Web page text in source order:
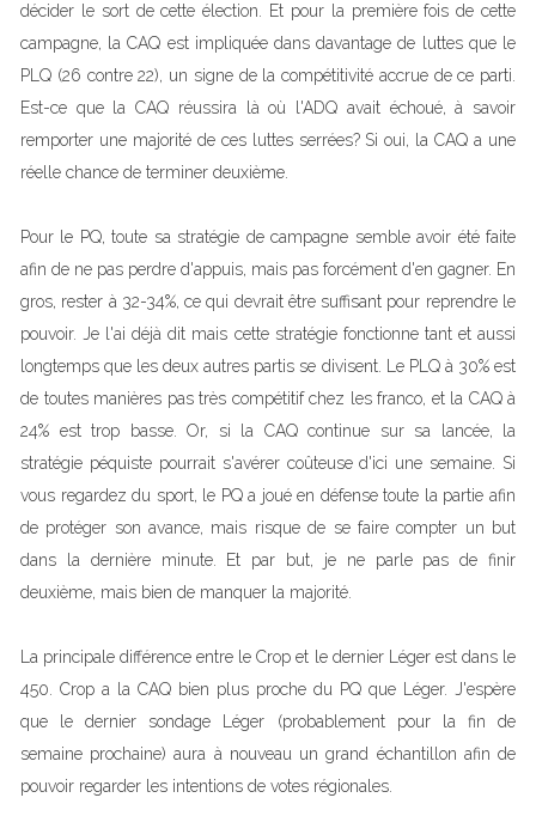
décider le sort de cette élection. Et pour la première fois de cette
campagne, la CAQ est impliquée dans davantage de luttes que le
PLQ (26 contre 22), un signe de la compétitivité accrue de ce parti.
Est-ce que la CAQ réussira là où l'ADQ avait échoué, à savoir
remporter une majorité de ces luttes serrées? Si oui, la CAQ a une
réelle chance de terminer deuxième.
Pour le PQ, toute sa stratégie de campagne semble avoir été faite
afin de ne pas perdre d'appuis, mais pas forcément d'en gagner. En
gros, rester à 32-34%, ce qui devrait être suffisant pour reprendre le
pouvoir. Je l'ai déjà dit mais cette stratégie fonctionne tant et aussi
longtemps que les deux autres partis se divisent. Le PLQ à 30% est
de toutes manières pas très compétitif chez les franco, et la CAQ à
24% est trop basse. Or, si la CAQ continue sur sa lancée, la
stratégie péquiste pourrait s'avérer coûteuse d'ici une semaine. Si
vous regardez du sport, le PQ a joué en défense toute la partie afin
de protéger son avance, mais risque de se faire compter un but
dans la dernière minute. Et par but, je ne parle pas de finir
deuxième, mais bien de manquer la majorité.
La principale différence entre le Crop et le dernier Léger est dans le
450. Crop a la CAQ bien plus proche du PQ que Léger. J'espère
que le dernier sondage Léger (probablement pour la fin de
semaine prochaine) aura à nouveau un grand échantillon afin de
pouvoir regarder les intentions de votes régionales.